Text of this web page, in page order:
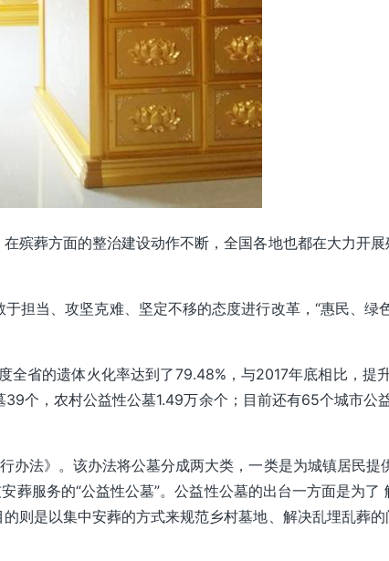
殡葬方面的整治建设动作不断，全国各地也都在大力开
担当、攻坚克难、坚定不移的态度进行改革，“惠民、绿
省的遗体火化率达到了79.48%，与2017年底相比，提
个，农村公益性公墓1.49万余个；目前还有65个城市公
办法》。该办法将公墓分成两大类，一类是为城镇居民提
葬服务的“公益性公墓”。公益性公墓的出台一方面是为了
则是以集中安葬的方式来规范乡村墓地、解决乱埋乱葬